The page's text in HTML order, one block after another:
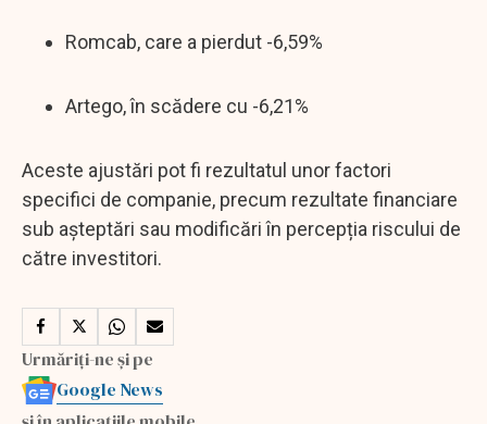
Romcab, care a pierdut -6,59%
Artego, în scădere cu -6,21%
Aceste ajustări pot fi rezultatul unor factori
specifici de companie, precum rezultate financiare
sub așteptări sau modificări în percepția riscului de
către investitori.
Urmăriți-ne și pe
Google News